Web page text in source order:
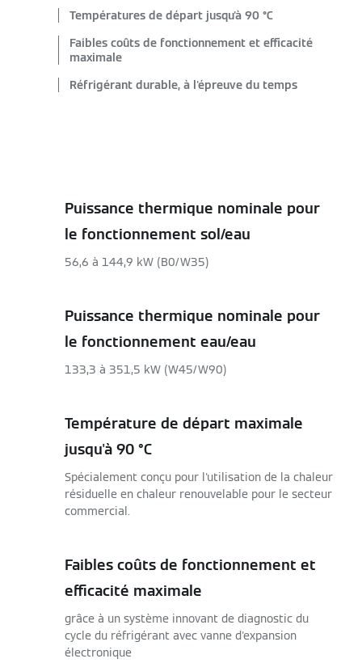
Températures de départ jusqu'à 90 °C
Faibles coûts de fonctionnement et efficacité
maximale
Réfrigérant durable, à l'épreuve du temps
Puissance thermique nominale pour
le fonctionnement sol/eau
56,6 à 144,9 kW (B0/W35)
Puissance thermique nominale pour
le fonctionnement eau/eau
133,3 à 351,5 kW (W45/W90)
Température de départ maximale
jusqu'à 90 °C
Spécialement conçu pour l'utilisation de la chaleur
résiduelle en chaleur renouvelable pour le secteur
commercial.
Faibles coûts de fonctionnement et
efficacité maximale
grâce à un système innovant de diagnostic du
cycle du réfrigérant avec vanne d'expansion
électronique